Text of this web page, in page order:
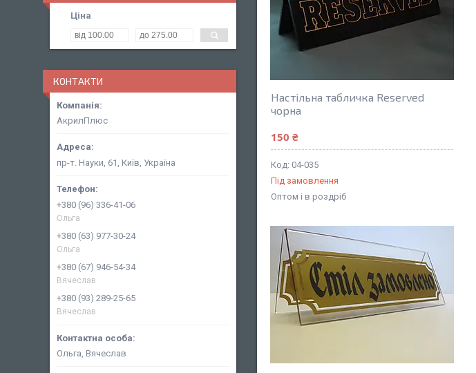
Настільна табличка Reserved
чорна
150 ₴
04-035
Під замовлення
Оптом і в роздріб
Ціна
КОНТАКТИ
АкрилПлюс
пр-т. Науки, 61, Київ, Україна
+380 (96) 336-41-06
Ольга
+380 (63) 977-30-24
Ольга
+380 (67) 946-54-34
Вячеслав
+380 (93) 289-25-65
Вячеслав
Ольга, Вячеслав